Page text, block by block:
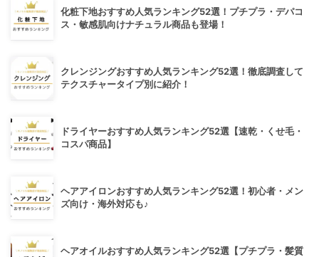
化粧下地おすすめ人気ランキング52選！プチプラ・デパコ
ス・敏感肌向けナチュラル商品も登場！
クレンジングおすすめ人気ランキング52選！徹底調査して
テクスチャータイプ別に紹介！
ドライヤーおすすめ人気ランキング52選【速乾・くせ毛・
コスパ商品】
ヘアアイロンおすすめ人気ランキング52選！初心者・メン
ズ向け・海外対応も♪
ヘアオイルおすすめ人気ランキング52選【プチプラ・髪質